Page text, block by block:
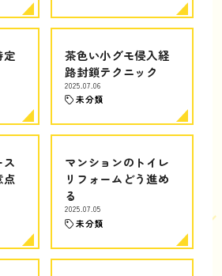
定
茶色い小グモ侵入経
路封鎖テクニック
2025.07.06
未分類
点
マンションのトイレ
リフォームどう進め
る
2025.07.05
未分類